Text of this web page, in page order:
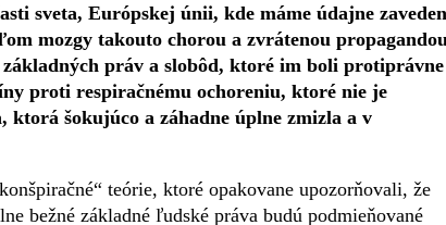
sveta, Európskej únii, kde máme údajne
mozgy takouto chorou a zvrátenou
práv a slobôd, ktoré im boli
proti respiračnému ochoreniu, ktoré nie je
ktorá šokujúco a záhadne úplne zmizla a v
teórie, ktoré opakovane upozorňovali, že
bežné základné ľudské práva budú podmieňované